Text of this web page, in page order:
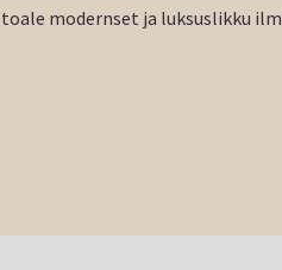
modernset ja luksuslikku